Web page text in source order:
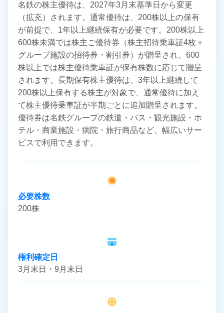
名鉄の株主優待は、2027年3月末基準日から変更
（拡充）されます。通常優待は、200株以上の保有
が前提で、1年以上継続保有が必要です。200株以上
600株未満では株主ご優待券（株主招待乗車証4枚＋
グループ施設の招待券・割引券）が贈呈され、600
株以上では株主優待乗車証が保有株数に応じて贈呈
されます。長期保有株主優待は、3年以上継続して
200株以上保有する株主が対象で、通常優待に加え
て株主優待乗車証が半期ごとに追加贈呈されます。
優待券は名鉄グループの鉄道・バス・観光施設・ホ
テル・商業施設・病院・旅行商品など、幅広いサー
ビスで利用できます。
株
必要株数
200株
権利確定日
3月末日・9月末日